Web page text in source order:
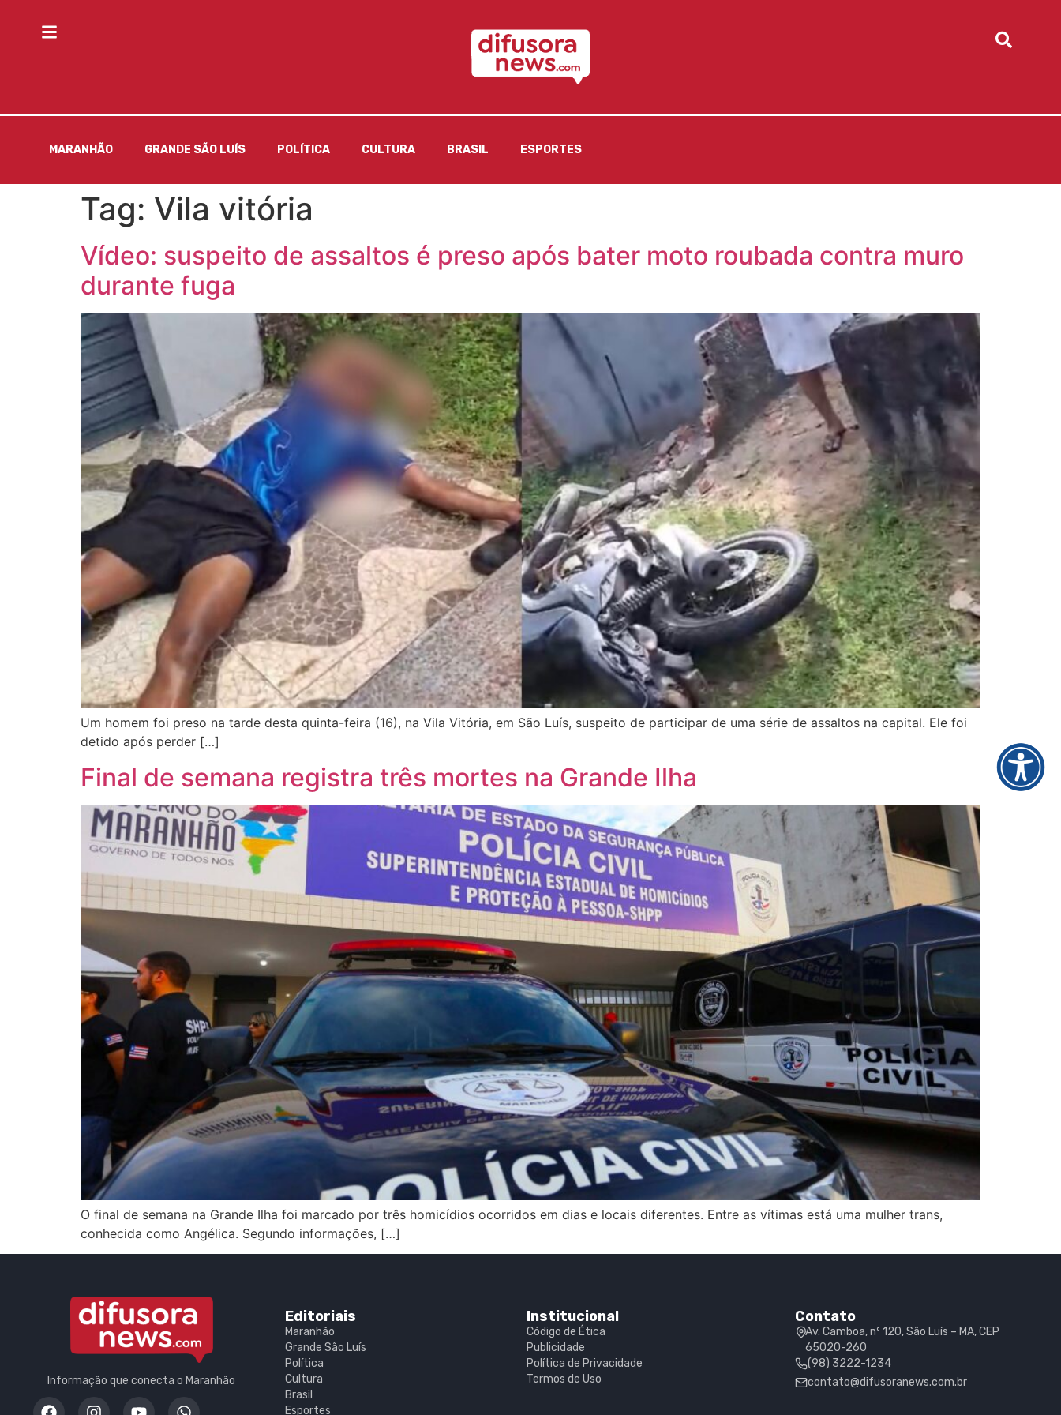
MARANHÃO GRANDE SÃO LUÍS POLÍTICA CULTURA BRASIL ESPORTES
Tag: Vila vitória
Vídeo: suspeito de assaltos é preso após bater moto roubada contra muro
durante fuga
Um homem foi preso na tarde desta quinta-feira (16), na Vila Vitória, em São Luís, suspeito de participar de uma série de assaltos na capital. Ele foi
detido após perder […]
Final de semana registra três mortes na Grande Ilha
O final de semana na Grande Ilha foi marcado por três homicídios ocorridos em dias e locais diferentes. Entre as vítimas está uma mulher trans,
conhecida como Angélica. Segundo informações, […]
Informação que conecta o Maranhão
Editoriais
Maranhão
Grande São Luís
Política
Cultura
Brasil
Esportes
Institucional
Código de Ética
Publicidade
Política de Privacidade
Termos de Uso
Contato
Av. Camboa, nº 120, São Luís – MA, CEP
65020-260
(98) 3222-1234
contato@difusoranews.com.br